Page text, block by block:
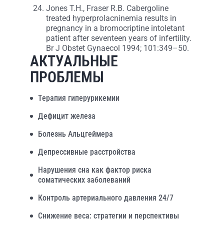
Jones T.H., Fraser R.B. Cabergoline
treated hyperprolacninemia results in
pregnancy in a bromocriptine intoletant
patient after seventeen years of infertility.
Br J Obstet Gynaecol 1994; 101:349–50.
АКТУАЛЬНЫЕ
ПРОБЛЕМЫ
Терапия гиперурикемии
Дефицит железа
Болезнь Альцгеймера
Депрессивные расстройства
Нарушения сна как фактор риска
соматических заболеваний
Контроль артериального давления 24/7
Снижение веса: стратегии и перспективы